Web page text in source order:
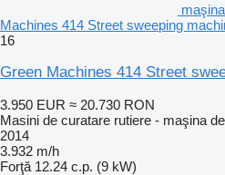
Machines 414 Street sweeping
16
Green Machines 414 Street
3.950 EUR ≈ 20.730 RON
Masini de curatare rutiere - maşina
2014
3.932 m/h
Forţă 12.24 c.p. (9 kW)